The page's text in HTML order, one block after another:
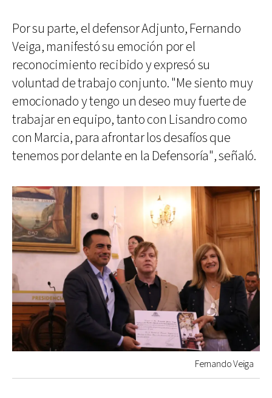
Por su parte, el defensor Adjunto, Fernando
Veiga, manifestó su emoción por el
reconocimiento recibido y expresó su
voluntad de trabajo conjunto. "Me siento muy
emocionado y tengo un deseo muy fuerte de
trabajar en equipo, tanto con Lisandro como
con Marcia, para afrontar los desafíos que
tenemos por delante en la Defensoría", señaló.
Fernando Veiga